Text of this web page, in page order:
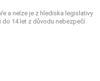
a nelze je z hlediska legislativy
do 14 let z důvodu nebezpečí